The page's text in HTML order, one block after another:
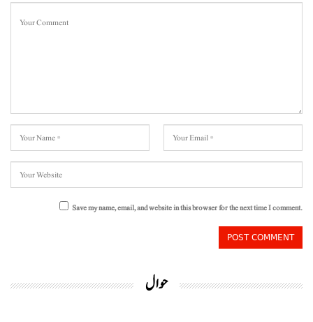
Save my name, email, and website in this browser for the next time I comment.
حوال